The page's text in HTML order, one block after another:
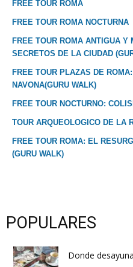
FREE TOUR ROMA
FREE TOUR ROMA NOCTURNA
FREE TOUR ROMA ANTIGUA Y
SECRETOS DE LA CIUDAD
FREE TOUR PLAZAS DE
NAVONA(GURU WALK)
FREE TOUR NOCTURNO:
TOUR ARQUEOLOGICO DE LA
FREE TOUR ROMA: EL
(GURU WALK)
POPULARES
Donde